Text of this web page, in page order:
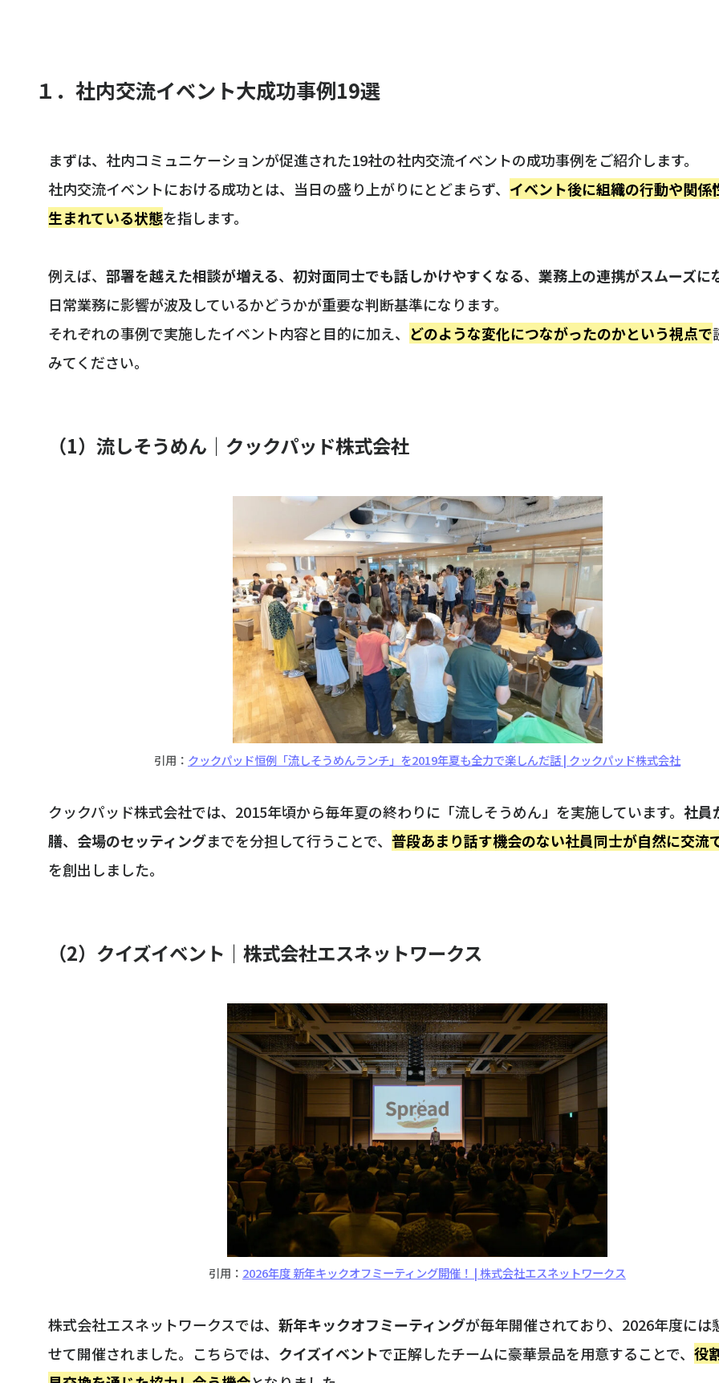
１．社内交流イベント大成功事例19選
まずは、社内コミュニケーションが促進された19社の社内交流イベントの成功事例をご紹介します。
社内交流イベントにおける成功とは、当日の盛り上がりにとどまらず、 イベント後に組織の行動や関係
生まれている状態を指します。
例えば、 部署を越えた相談が増える、 初対面同士でも話しかけやすくなる、 業務上の連携がスムーズに
日常業務に影響が波及しているかどうかが重要な判断基準になります。
それぞれの事例で実施したイベント内容と目的に加え、 どのような変化につながったのかという視点で
みてください。
（1）流しそうめん｜クックパッド株式会社
引用： クックパッド恒例「流しそうめんランチ」を2019年夏も全力で楽しんだ話 | クックパッド株式会社
クックパッド株式会社では、2015年頃から毎年夏の終わりに「流しそうめん」を実施しています。 社員
膳、 会場のセッティングまでを分担して行うことで、 普段あまり話す機会のない社員同士が自然に交流
を創出しました。
（2）クイズイベント｜株式会社エスネットワークス
引用： 2026年度 新年キックオフミーティング開催！ | 株式会社エスネットワークス
株式会社エスネットワークスでは、 新年キックオフミーティングが毎年開催されており、2026年度には
せて開催されました。こちらでは、 クイズイベントで正解したチームに豪華景品を用意することで、 役